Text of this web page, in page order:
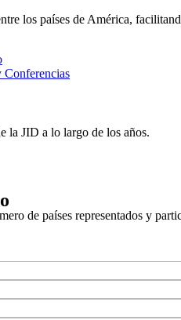
los países de América,
Conferencias
la JID a lo largo de los años.
de países representados y